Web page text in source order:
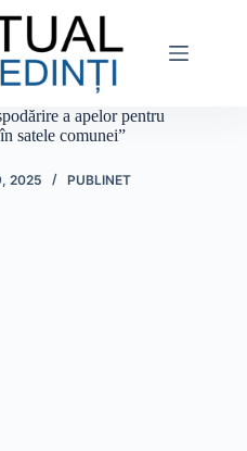
a apelor pentru
satele comunei”
2025 PUBLINET